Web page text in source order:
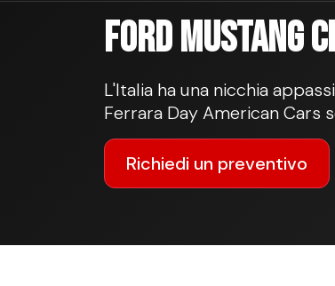
Ford Mustang
L'Italia ha una nicchia
Ferrara Day American Cars
Richiedi un preventivo